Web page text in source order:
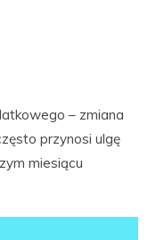
– zmiana
przynosi ulgę
miesiącu